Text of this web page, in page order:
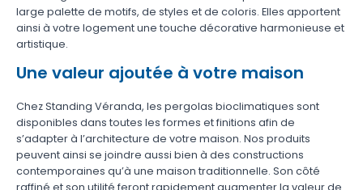
large palette de motifs, de styles et de coloris. Elles apportent
ainsi à votre logement une touche décorative harmonieuse et
artistique.
Une valeur ajoutée à votre maison
Chez Standing Véranda, les pergolas bioclimatiques sont
disponibles dans toutes les formes et finitions afin de
s’adapter à l’architecture de votre maison. Nos produits
peuvent ainsi se joindre aussi bien à des constructions
contemporaines qu’à une maison traditionnelle. Son côté
raffiné et son utilité feront rapidement augmenter la valeur de